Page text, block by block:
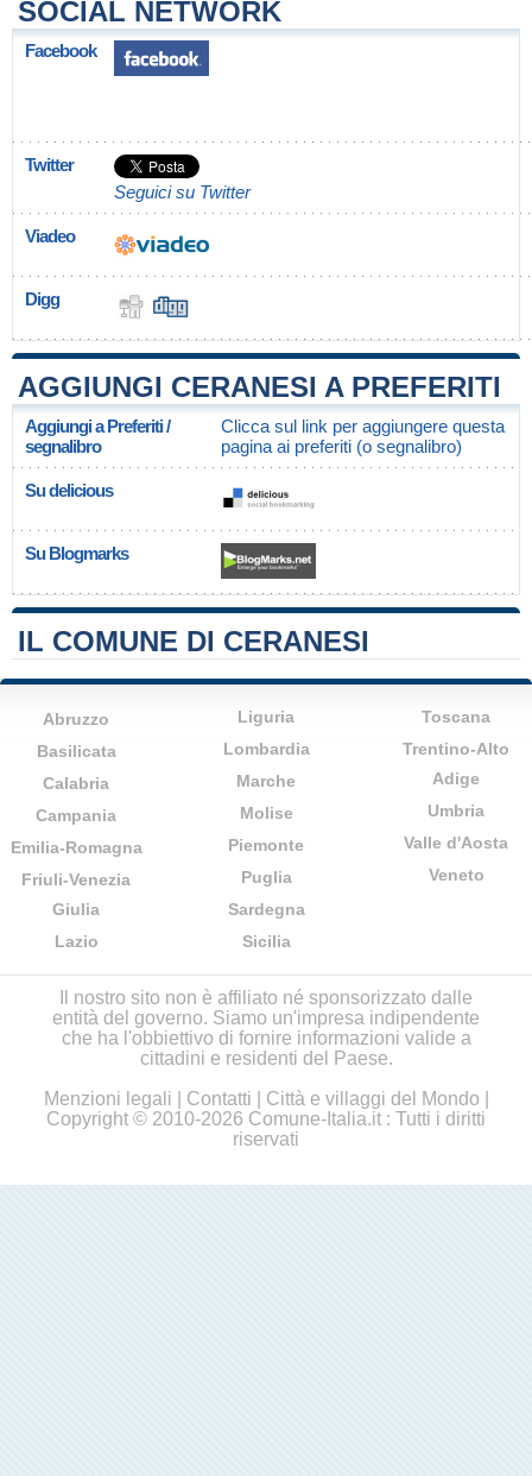
SOCIAL NETWORK
Facebook
Twitter
Seguici su Twitter
Viadeo
Digg
AGGIUNGI CERANESI A PREFERITI
Aggiungi a Preferiti /
segnalibro
Clicca sul link per aggiungere questa
pagina ai preferiti (o segnalibro)
Su delicious
Su Blogmarks
IL COMUNE DI CERANESI
Abruzzo
Basilicata
Calabria
Campania
Emilia-Romagna
Friuli-Venezia
Giulia
Lazio
Liguria
Lombardia
Marche
Molise
Piemonte
Puglia
Sardegna
Sicilia
Toscana
Trentino-Alto
Adige
Umbria
Valle d'Aosta
Veneto
Il nostro sito non è affiliato né sponsorizzato dalle
entità del governo. Siamo un'impresa indipendente
che ha l'obbiettivo di fornire informazioni valide a
cittadini e residenti del Paese.
Menzioni legali
Contatti Città e villaggi del Mondo
Copyright © 2010-2026 Comune-Italia.it : Tutti i diritti
riservati